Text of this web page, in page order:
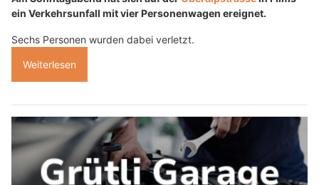
ein Verkehrsunfall mit vier Personenwagen ereignet.
Sechs Personen wurden dabei verletzt.
Weiterlesen